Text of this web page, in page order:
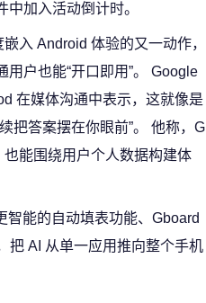
加入活动倒计时。
入 Android 体验的又一动作，
户也能“开口即用”。 Google
在媒体沟通中表示，这就像是
把答案摆在你眼前”。 他称，G
能围绕用户个人数据构建体
智能的自动填表功能、Gboard
把 AI 从单一应用推向整个手机